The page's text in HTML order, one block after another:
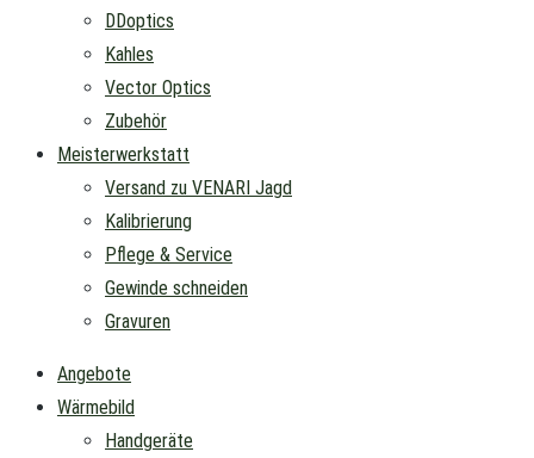
DDoptics
Kahles
Vector Optics
Zubehör
Meisterwerkstatt
Versand zu VENARI Jagd
Kalibrierung
Pflege & Service
Gewinde schneiden
Gravuren
Angebote
Wärmebild
Handgeräte